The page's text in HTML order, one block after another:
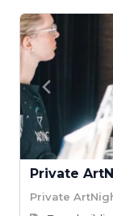
Private
Private